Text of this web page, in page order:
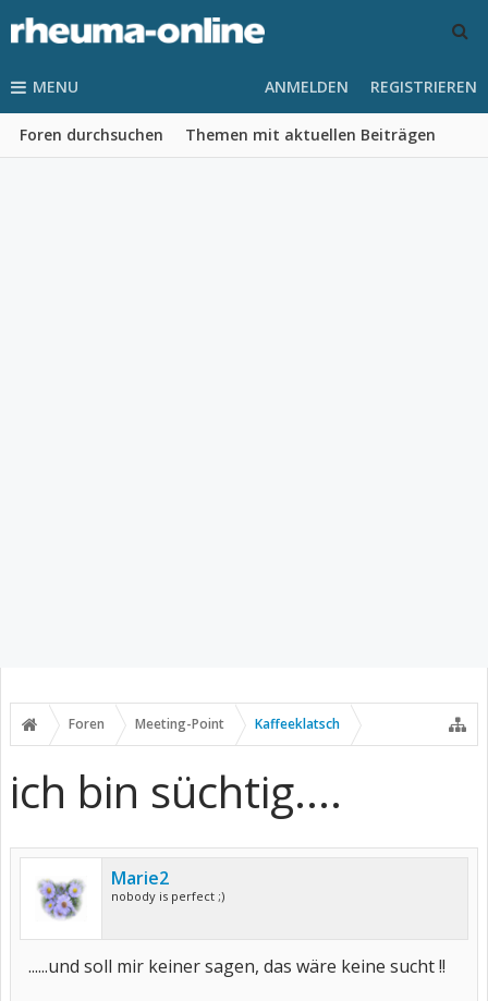
MENU
Foren durchsuchen Themen mit aktuellen Beiträgen
ANMELDEN REGISTRIEREN
Foren Meeting-Point Kaffeeklatsch
ich bin süchtig....
Marie2
nobody is perfect ;)
......und soll mir keiner sagen, das wäre keine sucht !!